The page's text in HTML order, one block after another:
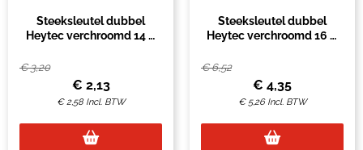
Steeksleutel dubbel
Heytec verchroomd 14 &
€3,20
€ 2,13
€2,58 Incl. BTW
Steeksleutel dubbel
Heytec verchroomd 16 &
€6,52
€ 4,35
€ 5,26 Incl. BTW